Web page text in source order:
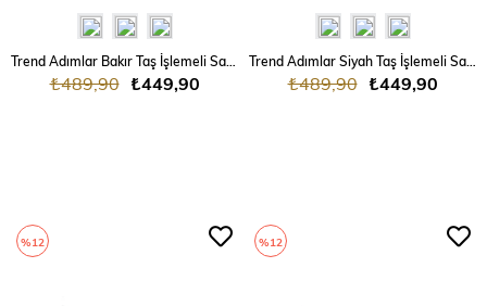
Trend Adımlar Bakır Taş İşlemeli Saten Kız Çocuk Klasik Ayakkabı
₺449,90
₺489,90
Trend Adımlar Siyah Taş İşlemeli Saten Kız Çocuk Klasik Ayakkabı
₺449,90
₺489,90
%12 %12